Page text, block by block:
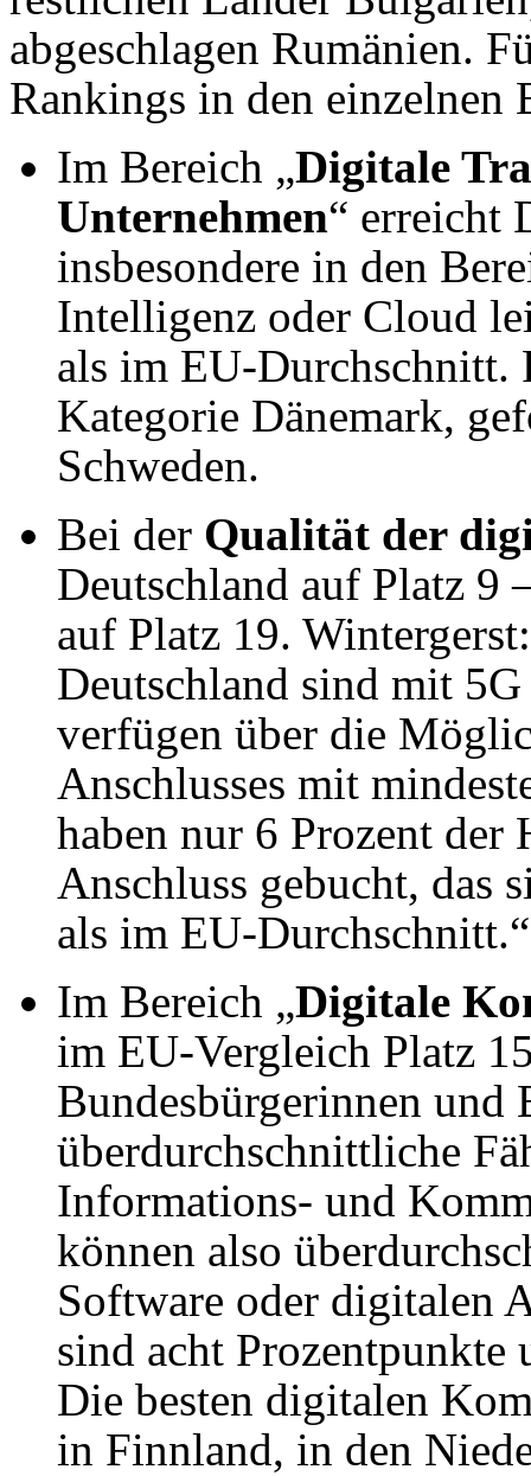
abgeschlagen Rumänien.
Rankings in den einzelnen
Im Bereich „Digitale
Unternehmen“ erreicht
insbesondere in den
Intelligenz oder Cloud
als im EU-Durchschnitt.
Kategorie Dänemark,
Schweden.
Bei der Qualität der
Deutschland auf Platz 9
auf Platz 19.
Deutschland sind mit
verfügen über die
Anschlusses mit
haben nur 6 Prozent der
Anschluss gebucht, das
als im EU-Durchschnitt.“
Im Bereich „Digitale
im EU-Vergleich Platz
Bundesbürgerinnen und
überdurchschnittliche
Informations- und
können also
Software oder digitalen
sind acht
Die besten digitalen
in Finnland, in den